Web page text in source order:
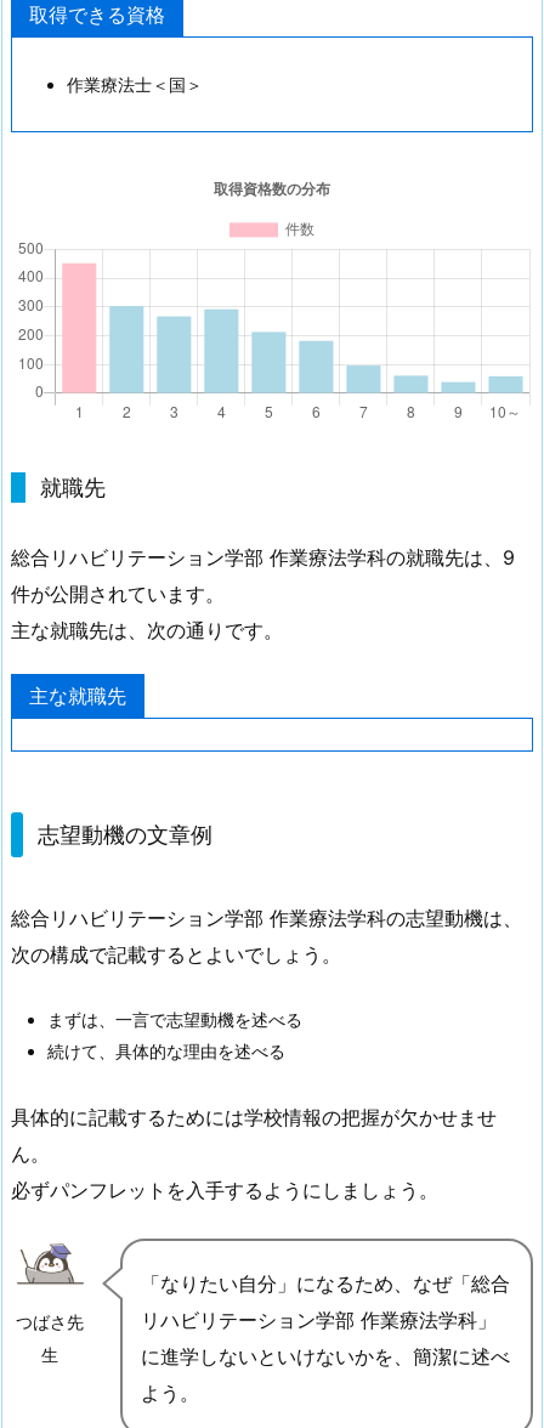
取得できる資格
作業療法士＜国＞
就職先
総合リハビリテーション学部 作業療法学科の就職先は、9
件が公開されています。
主な就職先は、次の通りです。
主な就職先
志望動機の文章例
総合リハビリテーション学部 作業療法学科の志望動機は、
次の構成で記載するとよいでしょう。
まずは、一言で志望動機を述べる
続けて、具体的な理由を述べる
具体的に記載するためには学校情報の把握が欠かせませ
ん。
必ずパンフレットを入手するようにしましょう。
つばさ先
生
「なりたい自分」になるため、なぜ「総合
リハビリテーション学部 作業療法学科」
に進学しないといけないかを、簡潔に述べ
よう。